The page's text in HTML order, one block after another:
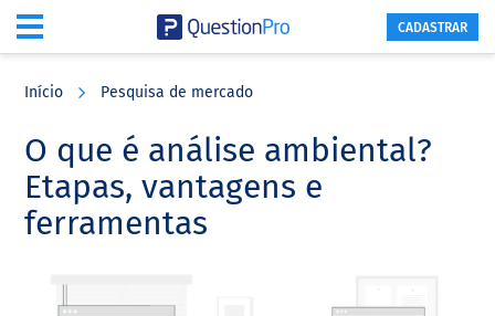
content
sidebar
CADASTRAR
Início Pesquisa de mercado
O que é análise ambiental?
Etapas, vantagens e
ferramentas